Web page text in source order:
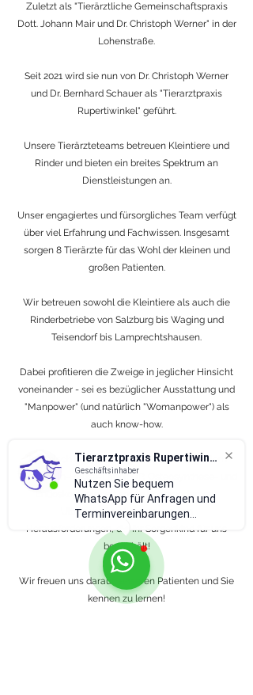
Tierarztpraxis Rupertiwinkel
Geschäftsinhaber
Nutzen Sie bequem
WhatsApp für Anfragen und
Terminvereinbarungen...
Zuletzt als "Tierärztliche Gemeinschaftspraxis
Dott. Johann Mair und Dr. Christoph Werner" in der
Lohenstraße.
Seit 2021 wird sie nun von Dr. Christoph Werner
und Dr. Bernhard Schauer als "Tierarztpraxis
Rupertiwinkel" geführt.
Unsere Tierärzteteams betreuen Kleintiere und
Rinder und bieten ein breites Spektrum an
Dienstleistungen an.
Unser engagiertes und fürsorgliches Team verfügt
über viel Erfahrung und Fachwissen. Insgesamt
sorgen 8 Tierärzte für das Wohl der kleinen und
großen Patienten.
Wir betreuen sowohl die Kleintiere als auch die
Rinderbetriebe von Salzburg bis Waging und
Teisendorf bis Lamprechtshausen.
Dabei profitieren die Zweige in jeglicher Hinsicht
voneinander - sei es bezüglicher Ausstattung und
"Manpower" (und natürlich "Womanpower") als
auch know-how.
Technisch bestens ausgestattet mit digitalem
Röntgen, in-House-Labor, OP, Osteosynthese- und
Endoskopieeinheit sowie hochmodernem
Ultraschall stellen wir uns den
Herausforderungen, die Ihr Sorgenkind für uns
bereit hält!
Wir freuen uns darauf, unseren Patienten und Sie
kennen zu lernen!